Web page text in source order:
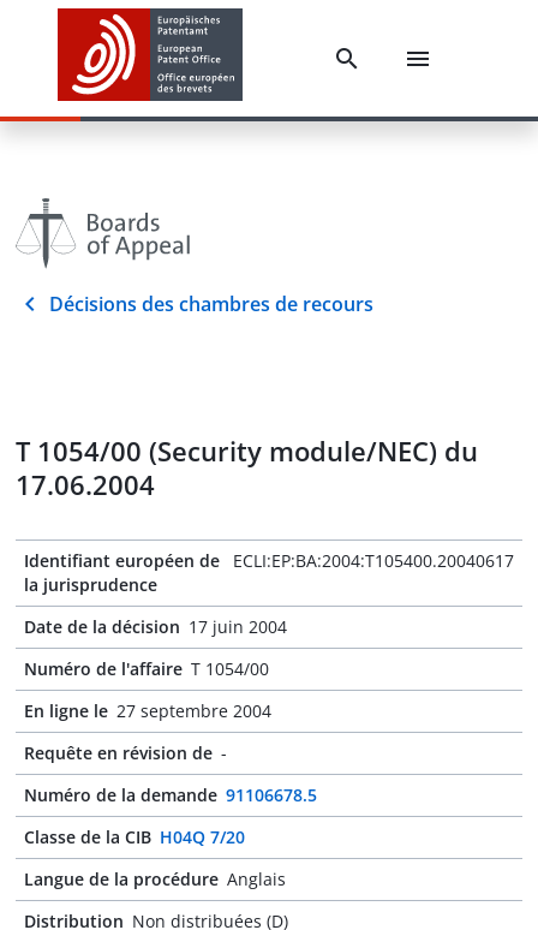
Décisions des chambres de recours
T 1054/00 (Security module/NEC) du
17.06.2004
Identifiant européen de
la jurisprudence
ECLI:EP:BA:2004:T105400.20040617
Date de la décision 17 juin 2004
Numéro de l'affaire T 1054/00
En ligne le 27 septembre 2004
Requête en révision de -
Numéro de la demande 91106678.5
Classe de la CIB H04Q 7/20
Langue de la procédure Anglais
Distribution Non distribuées (D)